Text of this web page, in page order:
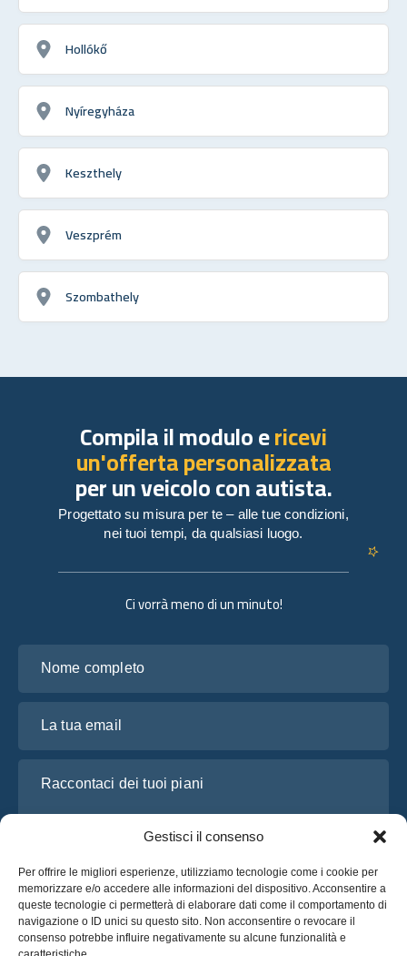
Gestisci il consenso
Per offrire le migliori esperienze, utilizziamo tecnologie come i cookie per
memorizzare e/o accedere alle informazioni del dispositivo. Acconsentire a
queste tecnologie ci permetterà di elaborare dati come il comportamento di
navigazione o ID unici su questo sito. Non acconsentire o revocare il
consenso potrebbe influire negativamente su alcune funzionalità e
Hollókő
Nyíregyháza
Keszthely
Veszprém
Szombathely
Ci vorrà meno di un minuto!
Compila il modulo ericevi
un'offerta personalizzata
per un veicolo con autista.
Progettato su misura per te – alle tue condizioni,
nei tuoi tempi, da qualsiasi luogo.